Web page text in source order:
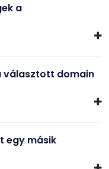
a
választott domain
egy másik